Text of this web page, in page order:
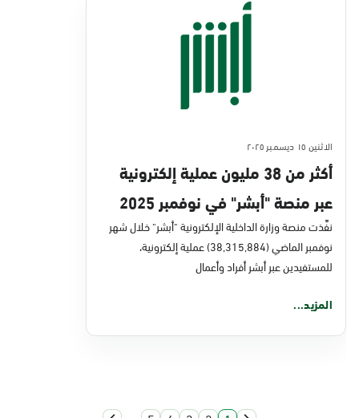
الاثنين ١٥ ديسمبر ٢٠٢٥
أكثر من 38 مليون عملية إلكترونية
عبر منصة "أبشر" في نوفمبر 2025
نفَّذت منصة وزارة الداخلية الإلكترونية "أبشر" خلال شهر
نوفمبر الماضي (38,315,884) عملية إلكترونية،
للمستفيدين عبر أبشر أفراد وأعمال
المزيد...